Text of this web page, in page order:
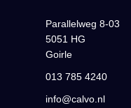
Parallelweg 8-03
5051 HG
Goirle
013 785 4240
info@calvo.nl